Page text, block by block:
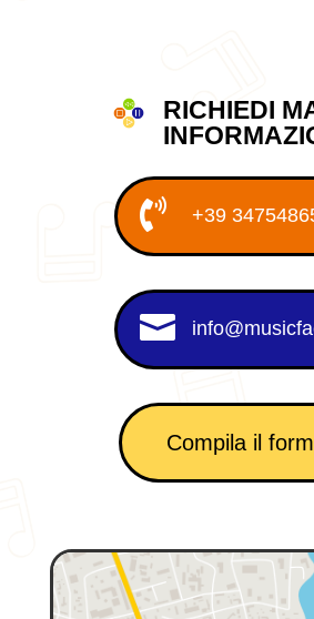
RICHIEDI
 +39

Compila il form